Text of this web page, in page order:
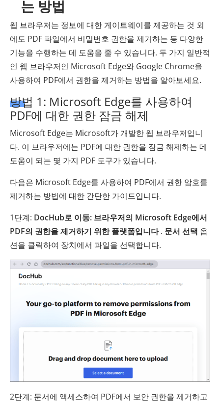
는 방법
웹 브라우저는 정보에 대한 게이트웨이를 제공하는 것 외
에도 PDF 파일에서 비밀번호 권한을 제거하는 등 다양한
기능을 수행하는 데 도움을 줄 수 있습니다. 두 가지 일반적
인 웹 브라우저인 Microsoft Edge와 Google Chrome을
사용하여 PDF에서 권한을 제거하는 방법을 알아보세요.
방법 1: Microsoft Edge를 사용하여
PDF에 대한 권한 잠금 해제
Microsoft Edge는 Microsoft가 개발한 웹 브라우저입니
다. 이 브라우저에는 PDF에 대한 권한을 잠금 해제하는 데
도움이 되는 몇 가지 PDF 도구가 있습니다.
다음은 Microsoft Edge를 사용하여 PDF에서 권한 암호를
제거하는 방법에 대한 간단한 가이드입니다.
1단계: DocHub로 이동: 브라우저의 Microsoft Edge에서
PDF의 권한을 제거하기 위한 플랫폼입니다. 문서 선택 옵
션을 클릭하여 장치에서 파일을 선택합니다.
2단계: 문서에 액세스하여 PDF에서 보안 권한을 제거하고